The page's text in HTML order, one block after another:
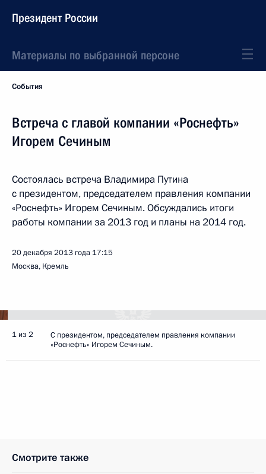
Президент России
Материалы по выбранной персоне
События
Встреча с главой компании «Роснефть»
Игорем Сечиным
Состоялась встреча Владимира Путина
с президентом, председателем правления компании
«Роснефть» Игорем Сечиным. Обсуждались итоги
работы компании за 2013 год и планы на 2014 год.
20 декабря 2013 года 17:15
Москва, Кремль
1 из 2
С президентом, председателем правления компании
«Роснефть» Игорем Сечиным.
Смотрите также